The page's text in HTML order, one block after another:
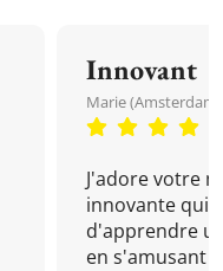
Innovant
Marie (Amsterdam,
J'adore votre
innovante qui
d'apprendre
en s'amusant !